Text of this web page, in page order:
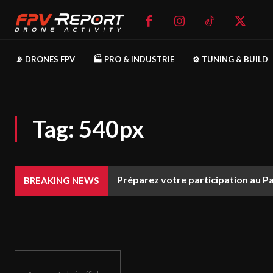
📡 DRONES FPV 🏭 PRO & INDUSTRIE ⚙️ TUNING & BUILD
Tag: 540px
BREAKING NEWS Préparez votre participation au